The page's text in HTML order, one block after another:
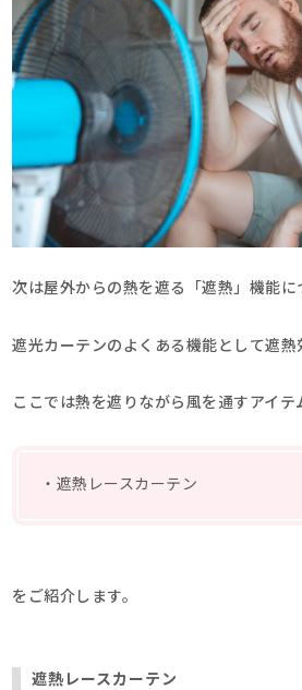
次は屋外からの熱を遮る「遮熱」機能に
遮光カーテンのよくある機能として遮熱
ここでは熱を遮りながら風を通すアイテ
・遮熱レースカーテン
をご紹介します。
遮熱レースカーテン